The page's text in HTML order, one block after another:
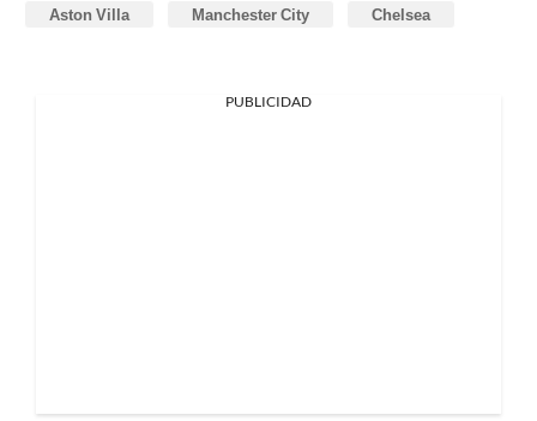
Aston Villa Manchester City Chelsea
PUBLICIDAD